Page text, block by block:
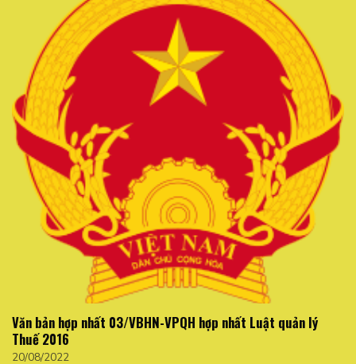
Văn bản hợp nhất 03/VBHN-VPQH hợp nhất Luật quản lý
Thuế 2016
20/08/2022